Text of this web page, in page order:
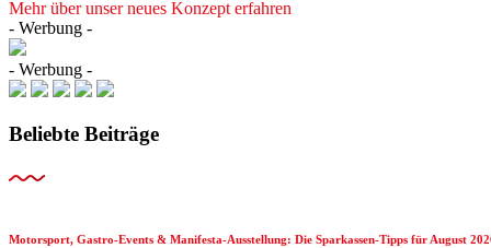
Mehr über unser neues Konzept erfahren
- Werbung -
- Werbung -
Beliebte Beiträge
Motorsport, Gastro-Events & Manifesta-Ausstellung: Die Sparkassen-Tipps für August